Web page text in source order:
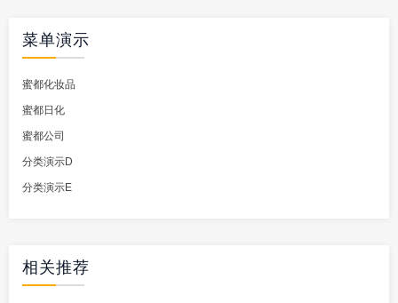
菜单演示
蜜都化妆品
蜜都日化
蜜都公司
分类演示D
分类演示E
相关推荐